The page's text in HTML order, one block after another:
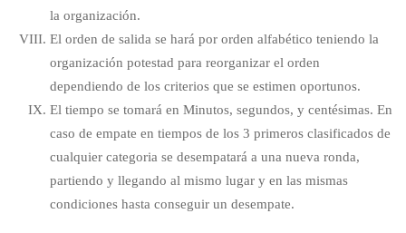
la organización.
El orden de salida se hará por orden alfabético teniendo la
organización potestad para reorganizar el orden
dependiendo de los criterios que se estimen oportunos.
El tiempo se tomará en Minutos, segundos, y centésimas. En
caso de empate en tiempos de los 3 primeros clasificados de
cualquier categoria se desempatará a una nueva ronda,
partiendo y llegando al mismo lugar y en las mismas
condiciones hasta conseguir un desempate.